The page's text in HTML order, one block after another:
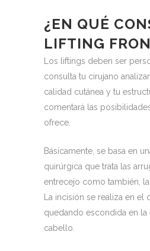
¿EN QUÉ
LIFTING
Los liftings deben ser
consulta tu cirujano
calidad cutánea y tu
comentará las
ofrece.
Básicamente, se basa en
quirúrgica que trata las
entrecejo como también, la
La incisión se realiza en
quedando escondida en la
cabello.